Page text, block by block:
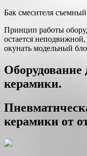
Бак смесителя
Принцип работы
остается
окунать модельный
Оборудование
керамики.
керамики от